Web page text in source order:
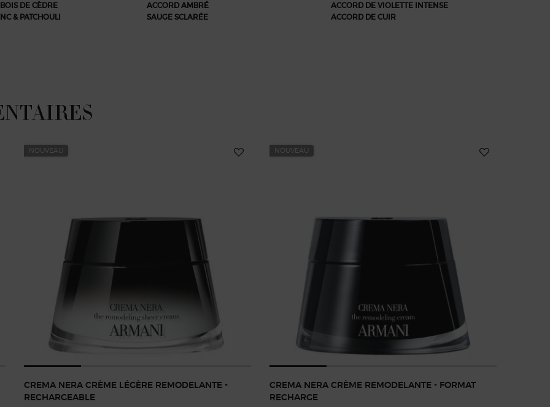
DE CÈDRE​
& PATCHOULI​
ACCORD AMBRÉ
SAUGE SCLARÉE​
ACCORD DE VIOLETTE INTENSE​
ACCORD DE CUIR​
NOUVEAU
CREMA NERA CRÈME LÉGÈRE REMODELANTE -
RECHARGEABLE
NOUVEAU
CREMA NERA CRÈME REMODELANTE - FORMAT
RECHARGE